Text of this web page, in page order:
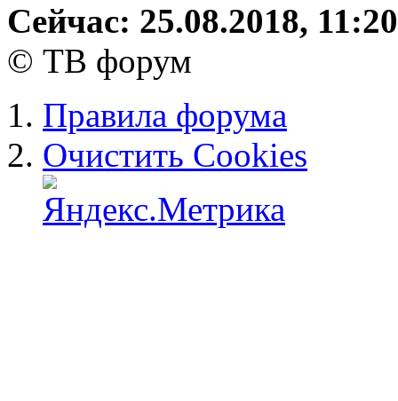
Сейчас: 25.08.2018, 11:20
© ТВ форум
Правила форума
Очистить Cookies